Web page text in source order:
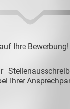
Ihre Bewerbung!
Ihrer